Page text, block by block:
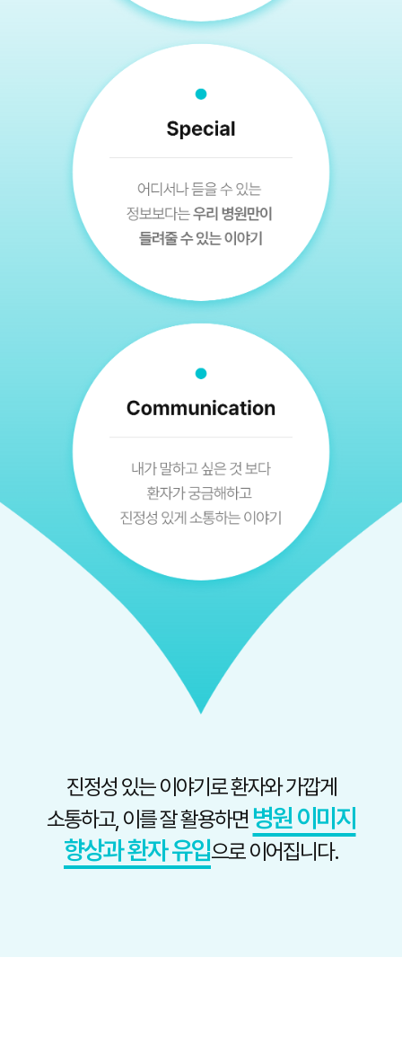
진정성 있는 이야기로 환자와 가깝게
소통하고, 이를 잘 활용하면 병원 이미지
향상과 환자 유입으로 이어집니다.